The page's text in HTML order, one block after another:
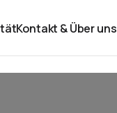
Kontakt & Über uns